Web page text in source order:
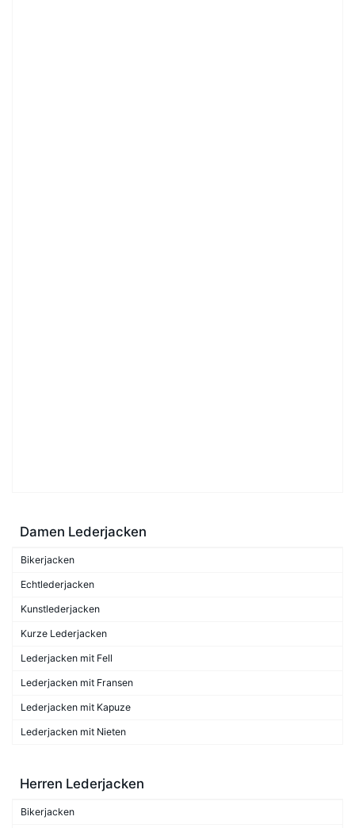
Damen Lederjacken
Bikerjacken
Echtlederjacken
Kunstlederjacken
Kurze Lederjacken
Lederjacken mit Fell
Lederjacken mit Fransen
Lederjacken mit Kapuze
Lederjacken mit Nieten
Herren Lederjacken
Bikerjacken